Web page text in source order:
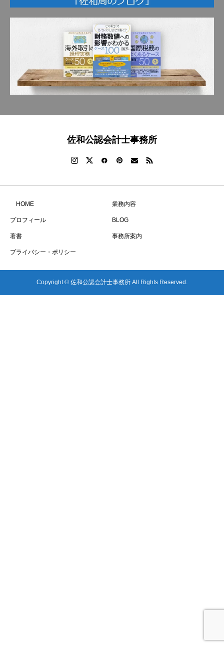
佐和公認会計士事務所
HOME 業務内容
プロフィール BLOG
著書 事務所案内
プライバシー・ポリシー
Copyright © 佐和公認会計士事務所 All Rights Reserved.